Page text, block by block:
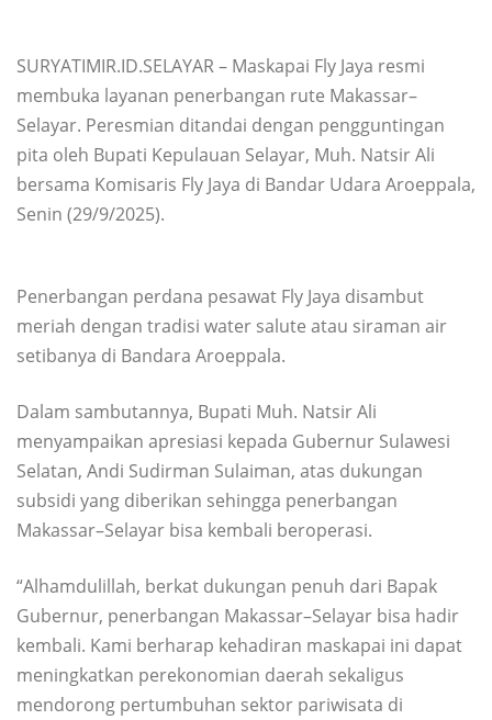
SURYATIMIR.ID.SELAYAR – Maskapai Fly Jaya resmi
membuka layanan penerbangan rute Makassar–
Selayar. Peresmian ditandai dengan pengguntingan
pita oleh Bupati Kepulauan Selayar, Muh. Natsir Ali
bersama Komisaris Fly Jaya di Bandar Udara Aroeppala,
Senin (29/9/2025).
Penerbangan perdana pesawat Fly Jaya disambut
meriah dengan tradisi water salute atau siraman air
setibanya di Bandara Aroeppala.
Dalam sambutannya, Bupati Muh. Natsir Ali
menyampaikan apresiasi kepada Gubernur Sulawesi
Selatan, Andi Sudirman Sulaiman, atas dukungan
subsidi yang diberikan sehingga penerbangan
Makassar–Selayar bisa kembali beroperasi.
“Alhamdulillah, berkat dukungan penuh dari Bapak
Gubernur, penerbangan Makassar–Selayar bisa hadir
kembali. Kami berharap kehadiran maskapai ini dapat
meningkatkan perekonomian daerah sekaligus
mendorong pertumbuhan sektor pariwisata di